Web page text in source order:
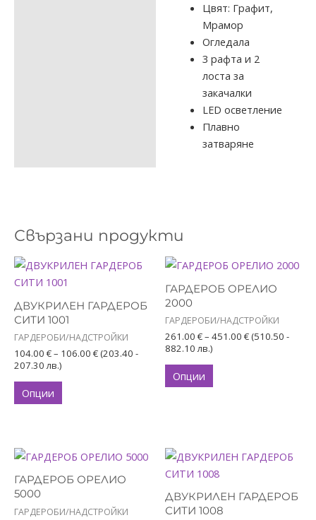
Цвят: Графит,
Мрамор
Огледала
3 рафта и 2
лоста за
закачалки
LED осветление
Плавно
затваряне
Свързани продукти
ДВУКРИЛЕН ГАРДЕРОБ
СИТИ 1001
ГАРДЕРОБИ/НАДСТРОЙКИ
104.00 €– 106.00 €
Price
range:
106.00 €
(203.40 -
207.30 лв.)
Опции
This
product
multiple
variants.
The
options
may
the
page
ГАРДЕРОБ ОРЕЛИО
2000
ГАРДЕРОБИ/НАДСТРОЙКИ
261.00 €– 451.00 €
Price
range:
261.00 €
(510.50 -
882.10 лв.)
Опции
This
multiple
variants.
The
options
the
product
ГАРДЕРОБ ОРЕЛИО
5000
ГАРДЕРОБИ/НАДСТРОЙКИ
Price
range:
731.00 €
This
product
multiple
ДВУКРИЛЕН ГАРДЕРОБ
СИТИ 1008
Price
range:
149.00 €
This
product
has
multiple